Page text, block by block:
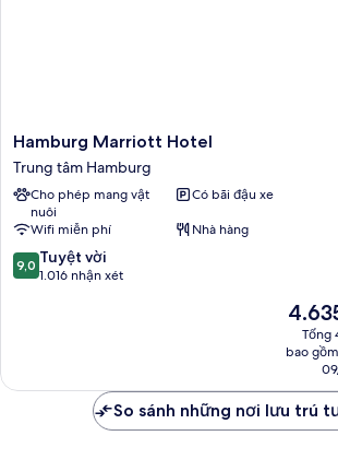
Hamburg
Marriott
Hotel
Trung
tâm
Hamburg
Hamburg Marriott Hotel
Trung tâm Hamburg
Cho phép mang vật
nuôi
Có bãi đậu xe
Wifi miễn phí
Nhà hàng
9.0
trên
xét
9,0 Tuyệt vời
1.016 nhận xét
Giá
hiện
tại
Tổng
bao
So sánh những nơi lưu trú